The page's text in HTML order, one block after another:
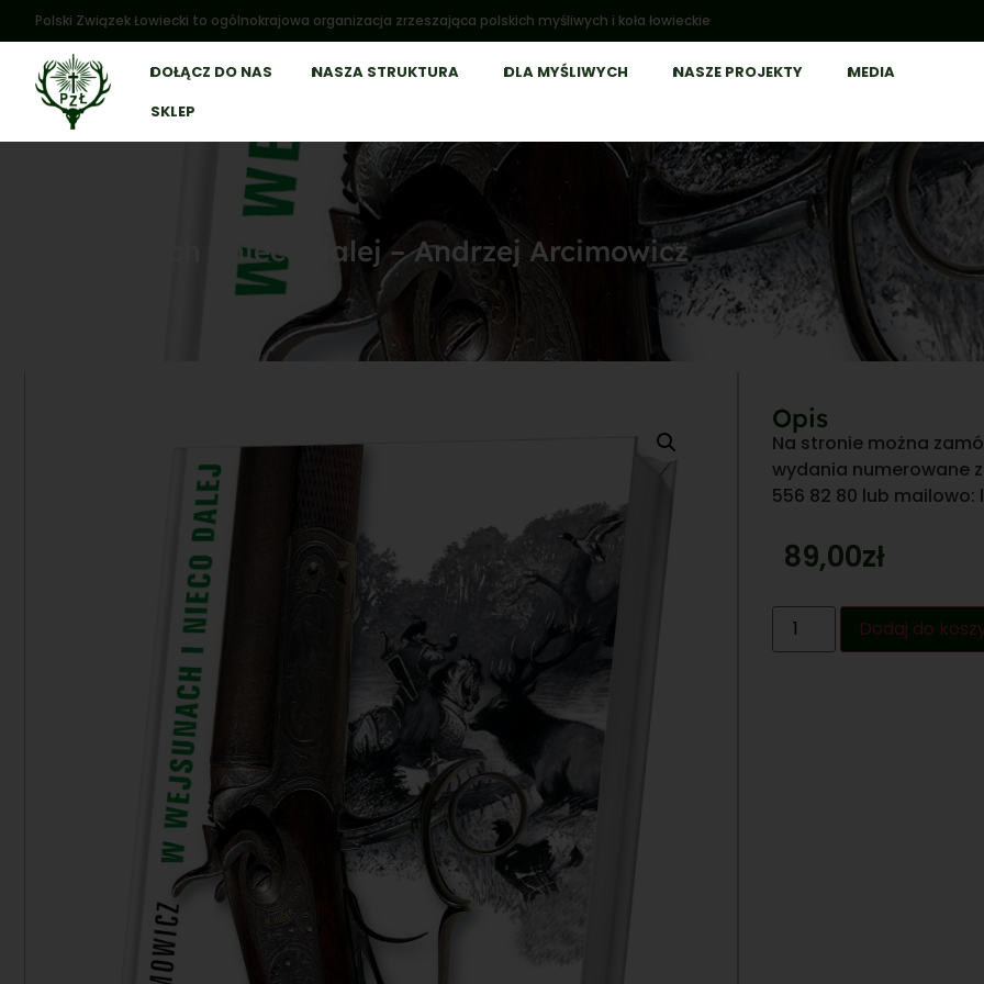
Polski Związek Łowiecki to ogólnokrajowa organizacja zrzeszająca polskich myśliwych i koła łowieckie
DOŁĄCZ DO NAS NASZA STRUKTURA DLA MYŚLIWYCH NASZE PROJEKTY
MEDIA
SKLEP
W Wejsunach i nieco dalej – Andrzej Arcimowicz
Opis
Na stronie można
wydania numerowane
556 82 80 lub
89,00zł
Dodaj do